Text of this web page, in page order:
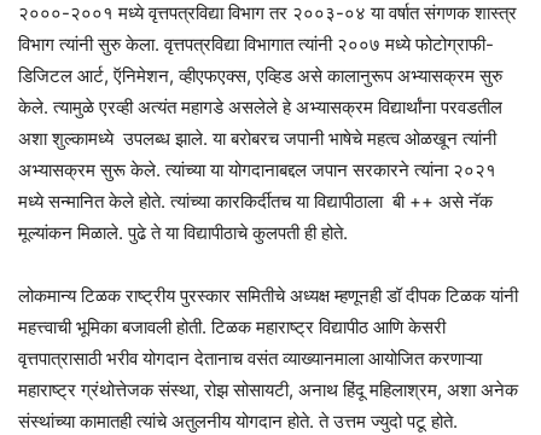
२०००-२००१ मध्ये वृत्तपत्रविद्या विभाग तर २००३-०४ या वर्षात संगणक शास्त्र
विभाग त्यांनी सुरु केला. वृत्तपत्रविद्या विभागात त्यांनी २००७ मध्ये फोटोग्राफी-
डिजिटल आर्ट, ऍनिमेशन, व्हीएफएक्स, एव्हिड असे कालानुरूप अभ्यासक्रम सुरु
केले. त्यामुळे एरव्ही अत्यंत महागडे असलेले हे अभ्यासक्रम विद्यार्थांना परवडतील
अशा शुल्कामध्ये उपलब्ध झाले. या बरोबरच जपानी भाषेचे महत्व ओळखून त्यांनी
अभ्यासक्रम सुरू केले. त्यांच्या या योगदानाबद्दल जपान सरकारने त्यांना २०२१
मध्ये सन्मानित केले होते. त्यांच्या कारकिर्दीतच या विद्यापीठाला बी ++ असे नॅक
मूल्यांकन मिळाले. पुढे ते या विद्यापीठाचे कुलपती ही होते.
लोकमान्य टिळक राष्ट्रीय पुरस्कार समितीचे अध्यक्ष म्हणूनही डॉ दीपक टिळक यांनी
महत्त्वाची भूमिका बजावली होती. टिळक महाराष्ट्र विद्यापीठ आणि केसरी
वृत्तपात्रासाठी भरीव योगदान देतानाच वसंत व्याख्यानमाला आयोजित करणाऱ्या
महाराष्ट्र ग्रंथोत्तेजक संस्था, रोझ सोसायटी, अनाथ हिंदू महिलाश्रम, अशा अनेक
संस्थांच्या कामातही त्यांचे अतुलनीय योगदान होते. ते उत्तम ज्युदो पटू होते.